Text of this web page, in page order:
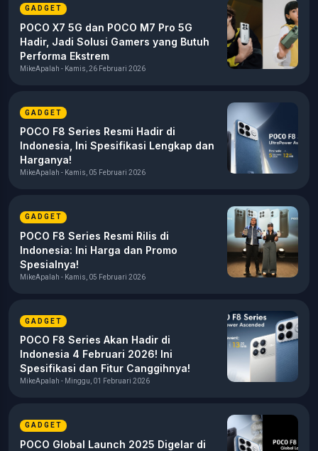
GADGET
POCO X7 5G dan POCO M7 Pro 5G
Hadir, Jadi Solusi Gamers yang Butuh
Performa Ekstrem
MikeApalah - Kamis, 26 Februari 2026
GADGET
POCO F8 Series Resmi Hadir di
Indonesia, Ini Spesifikasi Lengkap dan
Harganya!
MikeApalah - Kamis, 05 Februari 2026
GADGET
POCO F8 Series Resmi Rilis di
Indonesia: Ini Harga dan Promo
Spesialnya!
MikeApalah - Kamis, 05 Februari 2026
GADGET
POCO F8 Series Akan Hadir di
Indonesia 4 Februari 2026! Ini
Spesifikasi dan Fitur Canggihnya!
MikeApalah - Minggu, 01 Februari 2026
GADGET
POCO Global Launch 2025 Digelar di